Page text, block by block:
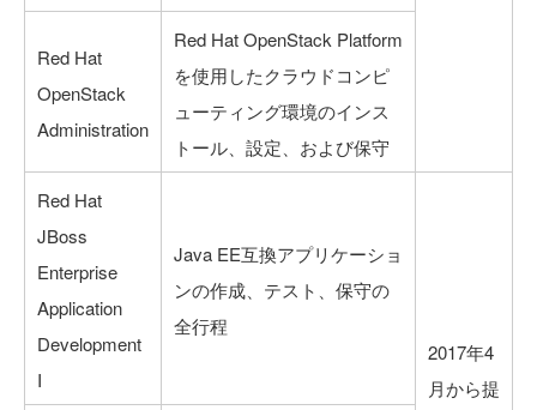
Red Hat
OpenStack
Administration
Red Hat OpenStack Platform
を使用したクラウドコンピ
ューティング環境のインス
トール、設定、および保守
Red Hat
JBoss
Enterprise
Application
Development
I
Java EE互換アプリケーショ
ンの作成、テスト、保守の
全行程
2017年4
月から提